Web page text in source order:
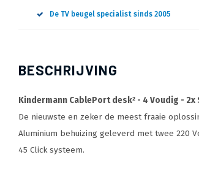
De TV beugel specialist sinds 2005
BESCHRIJVING
Kindermann CablePort desk² - 4 Voudig - 2x
De nieuwste en zeker de meest fraaie
Aluminium behuizing geleverd met twee 220
45 Click systeem.